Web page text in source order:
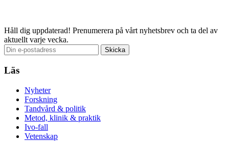
Håll dig uppdaterad! Prenumerera på vårt nyhetsbrev och ta del av
aktuellt varje vecka.
Läs
Nyheter
Forskning
Tandvård & politik
Metod, klinik & praktik
Ivo-fall
Vetenskap